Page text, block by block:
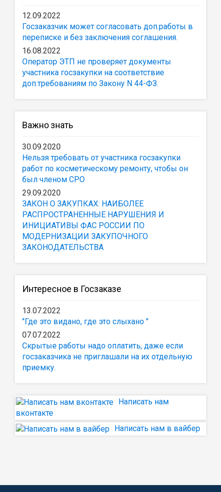
12.09.2022
Госзаказчик может согласовать доп.работы в
переписке и без заключения соглашения.
16.08.2022
Оператор ЭТП не проверяет документы
участника госзакупки на соответствие
доп.требованиям по Закону N 44-ФЗ.
Важно знать
30.09.2020
Нельзя требовать от участника госзакупки
работ по косметическому ремонту, чтобы он
был членом СРО
29.09.2020
ЗАКОН О ЗАКУПКАХ: НАИБОЛЕЕ
РАСПРОСТРАНЕННЫЕ НАРУШЕНИЯ И
ИНИЦИАТИВЫ ФАС РОССИИ ПО
МОДЕРНИЗАЦИИ ЗАКУПОЧНОГО
ЗАКОНОДАТЕЛЬСТВА
Интересное в Госзаказе
13.07.2022
"Где это видано, где это слыхано "
07.07.2022
Скрытые работы надо оплатить, даже если
госзаказчика не приглашали на их отдельную
приемку.
Написать нам
вконтакте
Написать нам в вайбер